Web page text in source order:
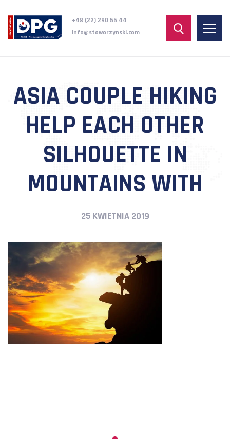
+48 (22) 290 55 44
info@staworzynski.com
ASIA COUPLE HIKING
HELP EACH OTHER
SILHOUETTE IN
MOUNTAINS WITH
25 KWIETNIA 2019